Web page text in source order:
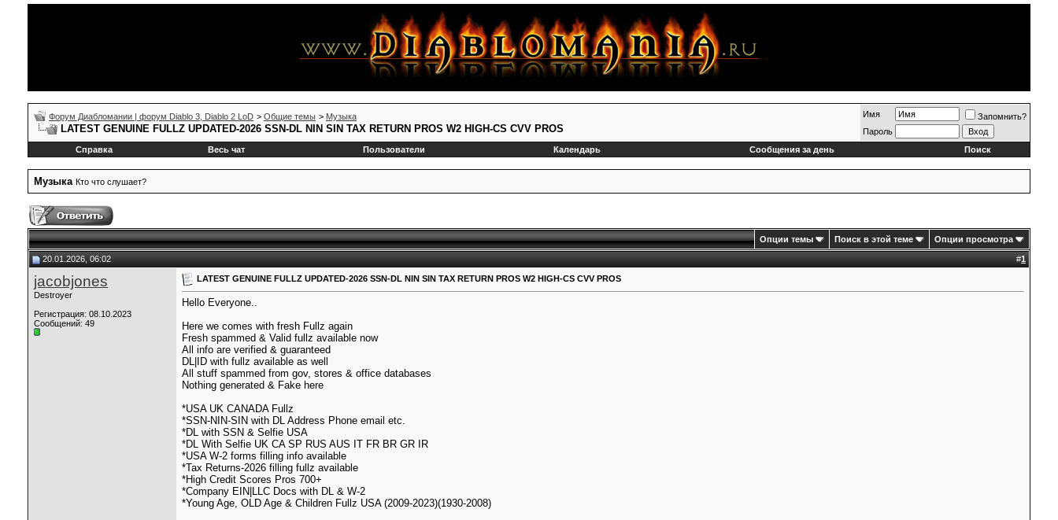
Форум Диабломании | форум Diablo 3, Diablo 2 LoD > Общие темы > Музыка
LATEST GENUINE FULLZ UPDATED-2026 SSN-DL NIN SIN TAX RETURN PROS W2 HIGH-CS CVV PROS
Имя
Запомнить?
Пароль
Справка
Весь чат Пользователи Календарь Сообщения за день Поиск
Музыка Кто что слушает?
Опции темы Поиск в этой теме Опции просмотра
20.01.2026, 06:02 #1
jacobjones
Destroyer
Регистрация: 08.10.2023
Сообщений: 49
LATEST GENUINE FULLZ UPDATED-2026 SSN-DL NIN SIN TAX RETURN PROS W2 HIGH-CS CVV PROS
Hello Everyone..
Here we comes with fresh Fullz again
Fresh spammed & Valid fullz available now
All info are verified & guaranteed
DL|ID with fullz available as well
All stuff spammed from gov, stores & office databases
Nothing generated & Fake here
*USA UK CANADA Fullz
*SSN-NIN-SIN with DL Address Phone email etc.
*DL with SSN & Selfie USA
*DL With Selfie UK CA SP RUS AUS IT FR BR GR IR
*USA W-2 forms filling info available
*Tax Returns-2026 filling fullz available
*High Credit Scores Pros 700+
*Company EIN|LLC Docs with DL & W-2
*Young Age, OLD Age & Children Fullz USA (2009-2023)(1930-2008)